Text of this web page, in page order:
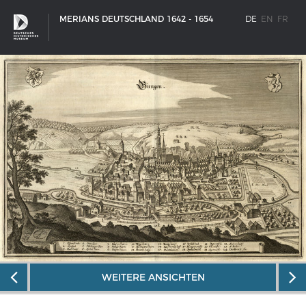
MERIANS DEUTSCHLAND 1642 - 1654 DE EN FR
SCHIFFSTYPEN
Entwicklungen im europäischen Schiffbau
WEITERE ANSICHTEN